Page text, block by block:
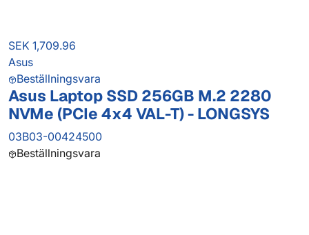
SEK 1,709.96
Asus
Beställningsvara
Asus Laptop SSD 256GB M.2 2280
NVMe (PCIe 4x4 VAL-T) - LONGSYS
03B03-00424500
Beställningsvara